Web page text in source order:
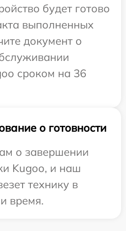
будет готово
выполненных
документ о
сроком на 36
о готовности
о завершении
Kugoo, и наш
технику в
время.